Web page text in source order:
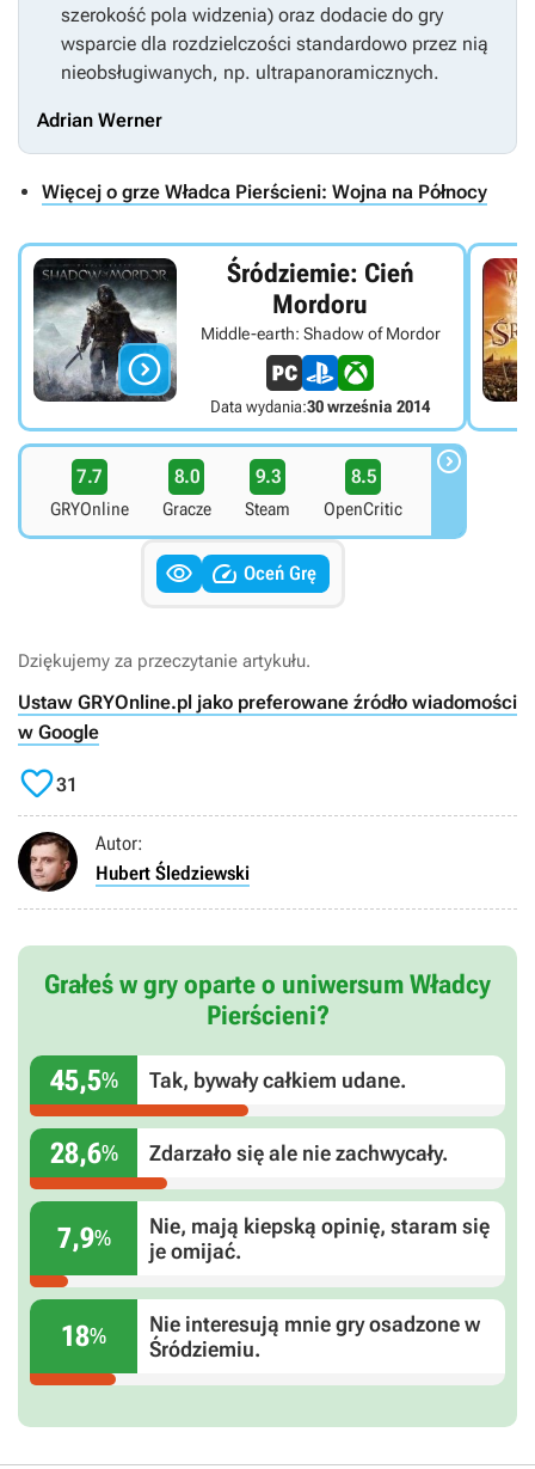
szerokość pola widzenia) oraz dodacie do gry
wsparcie dla rozdzielczości standardowo przez nią
nieobsługiwanych, np. ultrapanoramicznych.
Adrian Werner
Więcej o grze Władca Pierścieni: Wojna na Północy

Śródziemie: Cień
Mordoru
Middle-earth: Shadow of Mordor
Data wydania:30 września 2014
7.7
GRYOnline
8.0
Gracze
9.3
Steam
8.5
OpenCritic

  Oceń Grę
Dziękujemy za przeczytanie artykułu.
Ustaw GRYOnline.pl jako preferowane źródło wiadomości
w Google
31
Autor:
Hubert Śledziewski
Grałeś w gry oparte o uniwersum Władcy
Pierścieni?
45,5% Tak, bywały całkiem udane.
28,6% Zdarzało się ale nie zachwycały.
7,9%
Nie, mają kiepską opinię, staram się
je omijać.
18%
Nie interesują mnie gry osadzone w
Śródziemiu.